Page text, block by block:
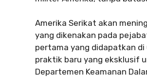
Amerika Serikat akan
yang dikenakan pada
pertama yang didapatkan
praktik baru yang eksklusif
Departemen Keamanan